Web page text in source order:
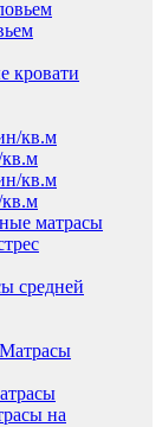
кровати
матрасы
средней
Матрасы
на